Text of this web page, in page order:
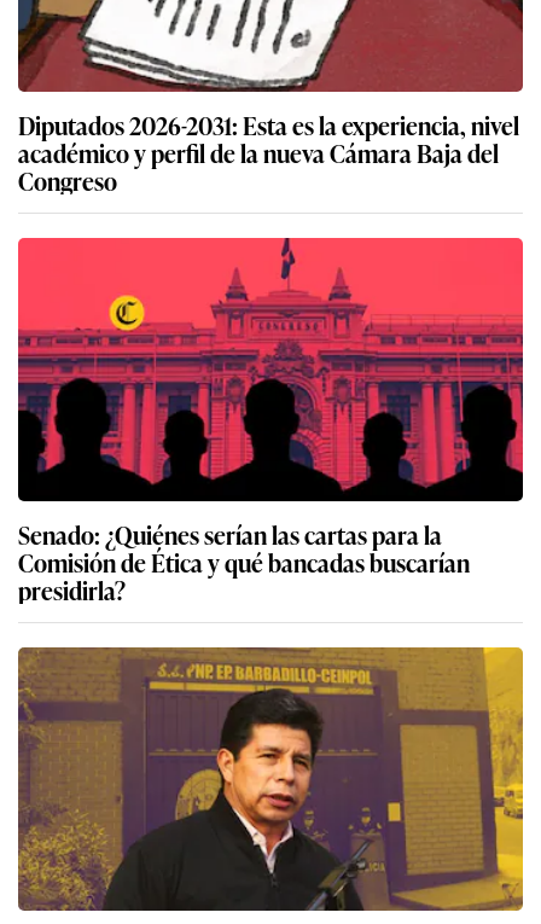
Diputados 2026-2031: Esta es la experiencia, nivel
académico y perfil de la nueva Cámara Baja del
Congreso
Senado: ¿Quiénes serían las cartas para la
Comisión de Ética y qué bancadas buscarían
presidirla?